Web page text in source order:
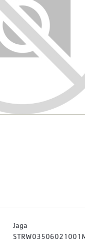
Jaga